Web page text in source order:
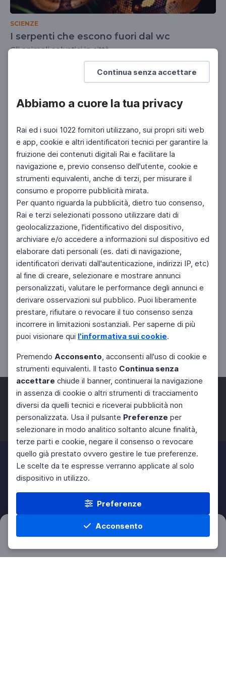
Continua senza accettare
Abbiamo a cuore la tua privacy
Rai ed i suoi 1022 fornitori utilizzano, sui propri siti web
e app, cookie e altri identificatori tecnici per garantire la
fruizione dei contenuti digitali Rai e facilitare la
navigazione e, previo consenso dell'utente, cookie e
strumenti equivalenti, anche di terzi, per misurare il
consumo e proporre pubblicità mirata.
Per quanto riguarda la pubblicità, dietro tuo consenso,
Rai e terzi selezionati possono utilizzare dati di
geolocalizzazione, l'identificativo del dispositivo,
archiviare e/o accedere a informazioni sul dispositivo ed
elaborare dati personali (es. dati di navigazione,
identificatori derivati dall'autenticazione, indirizzi IP, etc)
al fine di creare, selezionare e mostrare annunci
personalizzati, valutare le performance degli annunci e
derivare osservazioni sul pubblico. Puoi liberamente
prestare, rifiutare o revocare il tuo consenso senza
incorrere in limitazioni sostanziali. Per saperne di più
puoi visionare qui l'informativa sui cookie.
Premendo Acconsento, acconsenti all'uso di cookie e
strumenti equivalenti. Il tasto Continua senza
accettare chiude il banner, continuerai la navigazione
in assenza di cookie o altri strumenti di tracciamento
diversi da quelli tecnici e riceverai pubblicità non
personalizzata. Usa il pulsante Preferenze per
selezionare in modo analitico soltanto alcune finalità,
terze parti e cookie, negare il consenso o revocare
quello già prestato ovvero gestire le tue preferenze.
Le scelte da te espresse verranno applicate al solo
dispositivo in utilizzo.
Preferenze
Acconsento
Home Materie Cerca Menu
SCIENZE
I serpenti che escono fuori dal wc
Gli animali selvatici in città
Filtri Azzera
Facebook Twitter Instagram